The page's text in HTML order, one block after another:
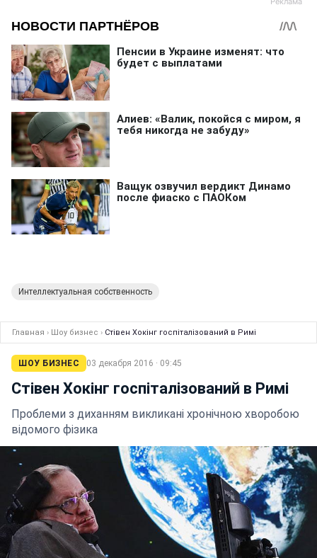
Интеллектуальная собственность
Главная › Шоу бизнес › Стівен Хокінг госпіталізований в Римі
ШОУ БИЗНЕС 03 декабря 2016 · 09:45
Стівен Хокінг госпіталізований в Римі
Проблеми з диханням викликані хронічною хворобою
відомого фізика